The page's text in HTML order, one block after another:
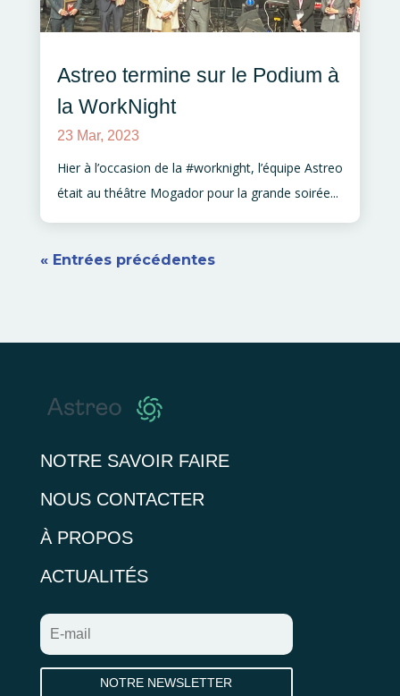
Astreo termine sur le Podium à
la WorkNight
23 Mar, 2023
Hier à l’occasion de la #worknight, l’équipe Astreo
était au théâtre Mogador pour la grande soirée...
« Entrées précédentes
NOTRE SAVOIR FAIRE
NOUS CONTACTER
À PROPOS
ACTUALITÉS
NOTRE NEWSLETTER